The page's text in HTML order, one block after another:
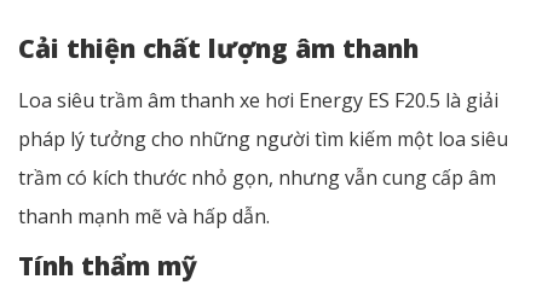
Cải thiện chất lượng âm thanh
Loa siêu trầm âm thanh xe hơi Energy ES F20.5 là giải
pháp lý tưởng cho những người tìm kiếm một loa siêu
trầm có kích thước nhỏ gọn, nhưng vẫn cung cấp âm
thanh mạnh mẽ và hấp dẫn.
Tính thẩm mỹ